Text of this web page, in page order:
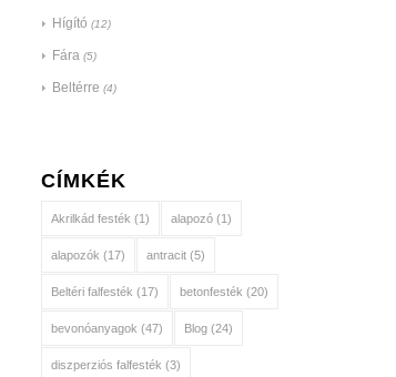
Hígító (12)
Fára (5)
Beltérre (4)
CÍMKÉK
Akrilkád festék (1) alapozó(1)
alapozók (17) antracit(5)
Beltéri falfesték (17) betonfesték (20)
bevonóanyagok (47) Blog(24)
diszperziós falfesték (3)